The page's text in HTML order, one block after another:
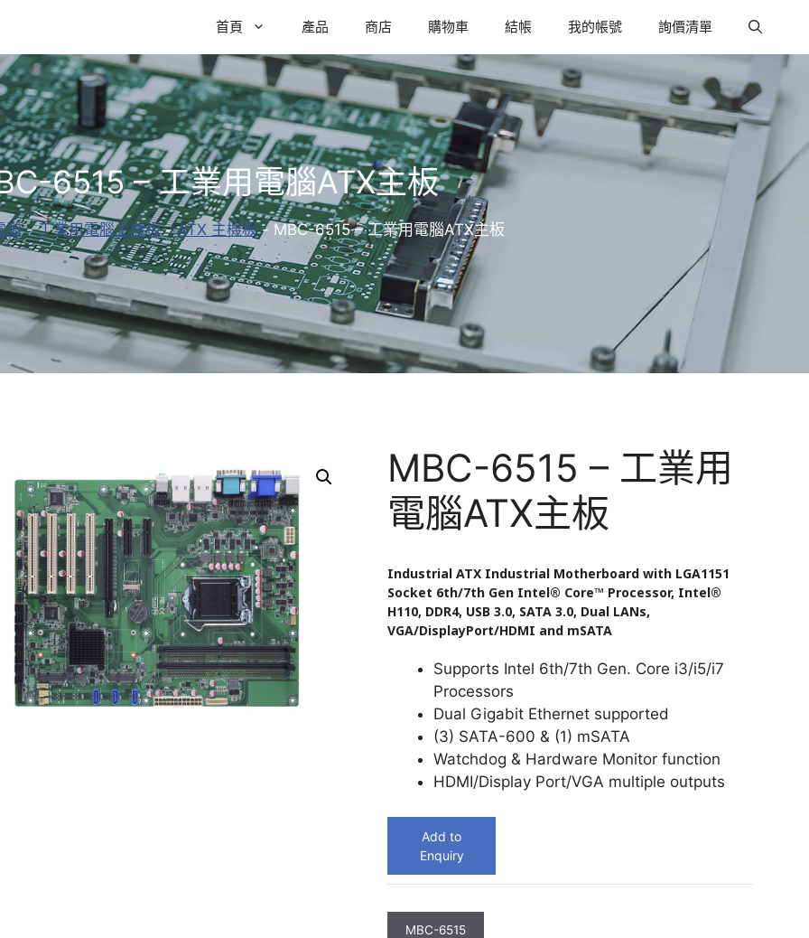
首頁 產品 商店 購物車 結帳 我的帳號 詢價清單
6515 – 工業用電腦ATX主板
腦-工業用電腦主機板-ATX 主機板- MBC-6515 – 工業用電腦ATX主板
MBC-6515 – 工業用
電腦ATX主板
Industrial ATX Industrial Motherboard with LGA1151
Socket 6th/7th Gen Intel® Core™ Processor, Intel®
H110, DDR4, USB 3.0, SATA 3.0, Dual LANs,
VGA/DisplayPort/HDMI and mSATA
Supports Intel 6th/7th Gen. Core i3/i5/i7
Processors
Dual Gigabit Ethernet supported
(3) SATA-600 & (1) mSATA
Watchdog & Hardware Monitor function
HDMI/Display Port/VGA multiple outputs
Add to
Enquiry
MBC-6515